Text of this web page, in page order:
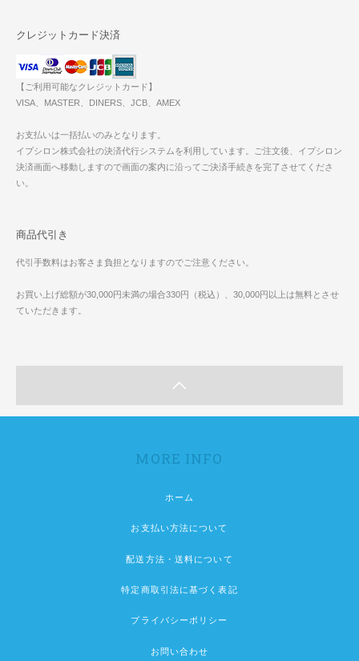
クレジットカード決済
【ご利用可能なクレジットカード】
VISA、MASTER、DINERS、JCB、AMEX
お支払いは一括払いのみとなります。
イプシロン株式会社の決済代行システムを利用しています。ご注文後、イプシロン
決済画面へ移動しますので画面の案内に沿ってご決済手続きを完了させてくださ
い。
商品代引き
代引手数料はお客さま負担となりますのでご注意ください。
お買い上げ総額が30,000円未満の場合330円（税込）、30,000円以上は無料とさせ
ていただきます。
MORE INFO
ホーム
お支払い方法について
配送方法・送料について
特定商取引法に基づく表記
プライバシーポリシー
お問い合わせ